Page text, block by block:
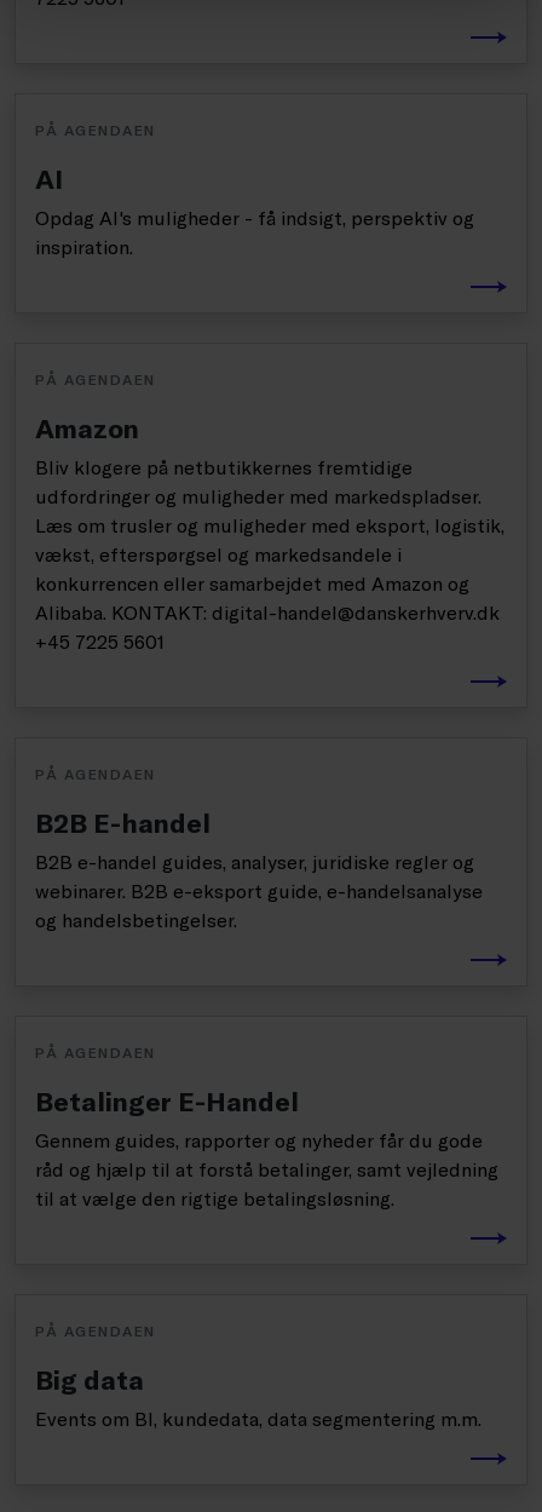
PÅ AGENDAEN
AI
Opdag AI's muligheder - få indsigt, perspektiv og
inspiration.
PÅ AGENDAEN
Amazon
Bliv klogere på netbutikkernes fremtidige
udfordringer og muligheder med markedspladser.
Læs om trusler og muligheder med eksport, logistik,
vækst, efterspørgsel og markedsandele i
konkurrencen eller samarbejdet med Amazon og
Alibaba. KONTAKT: digital-handel@danskerhverv.dk
+45 7225 5601
PÅ AGENDAEN
B2B E-handel
B2B e-handel guides, analyser, juridiske regler og
webinarer. B2B e-eksport guide, e-handelsanalyse
og handelsbetingelser.
PÅ AGENDAEN
Betalinger E-Handel
Gennem guides, rapporter og nyheder får du gode
råd og hjælp til at forstå betalinger, samt vejledning
til at vælge den rigtige betalingsløsning.
PÅ AGENDAEN
Big data
Events om BI, kundedata, data segmentering m.m.